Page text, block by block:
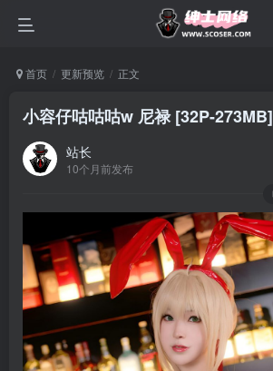
首页 更新预览 正文
小容仔咕咕咕w 尼禄 [32P-273MB]
站长
10个月前发布